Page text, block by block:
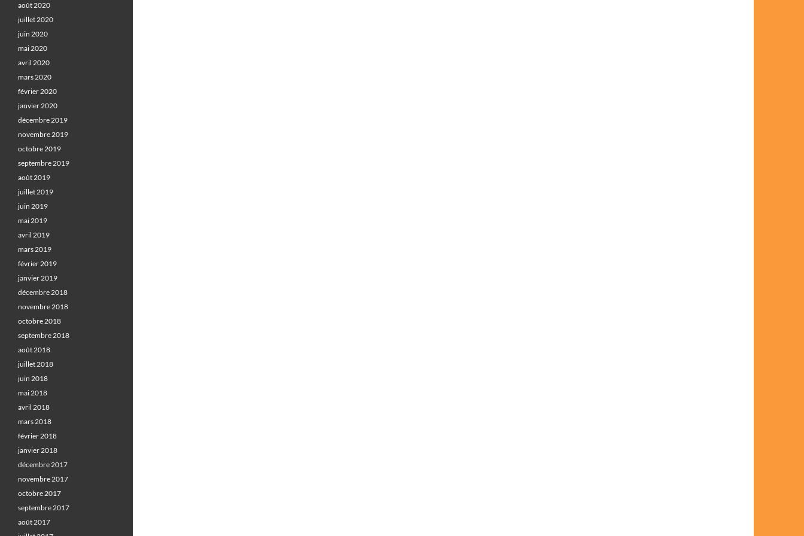
août 2020
juillet 2020
juin 2020
mai 2020
avril 2020
mars 2020
février 2020
janvier 2020
décembre 2019
novembre 2019
octobre 2019
septembre 2019
août 2019
juillet 2019
juin 2019
mai 2019
avril 2019
mars 2019
février 2019
janvier 2019
décembre 2018
novembre 2018
octobre 2018
septembre 2018
août 2018
juillet 2018
juin 2018
mai 2018
avril 2018
mars 2018
février 2018
janvier 2018
décembre 2017
novembre 2017
octobre 2017
septembre 2017
août 2017